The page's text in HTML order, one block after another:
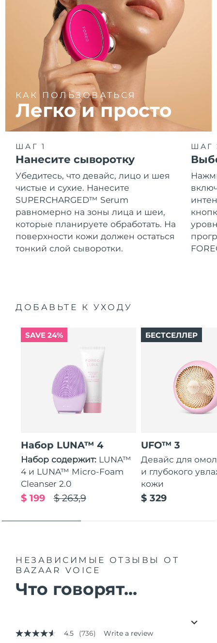
КАК ПОЛЬЗОВАТЬСЯ
Легко и просто
ШАГ 1
Нанесите сыворотку
Убедитесь, что девайс, лицо и шея
чистые и сухие. Нанесите
SUPERCHARGED™ Serum
равномерно на зоны лица и шеи,
которые планируете обработать. На
поверхности кожи должен остаться
тонкий слой сыворотки.
ШАГ
ДОБАВЬТЕ К УХОДУ
SAVE 24%
Набор LUNA™ 4
Набор содержит: LUNA™
4 и LUNA™ Micro-Foam
Cleanser 2.0
$ 263,9
$ 199
UFO™ 3
Девайс для
и глубокого
кожи
$ 329
БЕСТСЕЛЛЕР
НЕЗАВИСИМЫЕ ОТЗЫВЫ
ОТ
BAZAAR VOICE
Что говорят...
4.5
4.5 (736) Write a review